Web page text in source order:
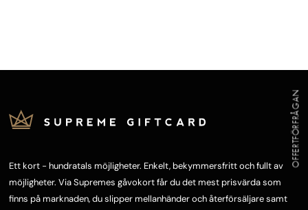
Ett kort - hundratals möjligheter. Enkelt, bekymmersfritt och fullt av
möjligheter. Via Supremes gåvokort får du det mest prisvärda som
finns på marknaden, du slipper mellanhänder och återförsäljare samt
OFFERTFÖRFRÅGAN